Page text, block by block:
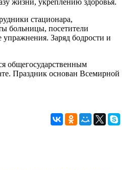
жизни, укреплению здоровья.
стационара,
больницы, посетители
Заряд бодрости и
общегосударственным
Праздник основан Всемирной